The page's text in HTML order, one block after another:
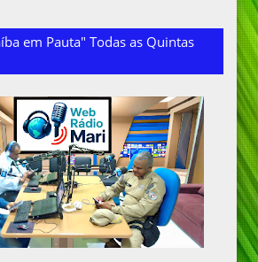
em Pauta" Todas as Quintas